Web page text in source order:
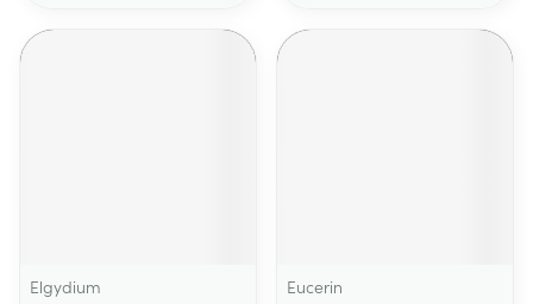
Elgydium
Eucerin